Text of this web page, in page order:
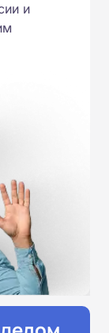
по
и